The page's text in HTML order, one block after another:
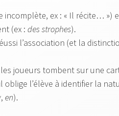
incomplète, ex : « Il récite… »)
(ex : des strophes).
l’association (et la
joueurs tombent sur une
l’élève à identifier la
, en).